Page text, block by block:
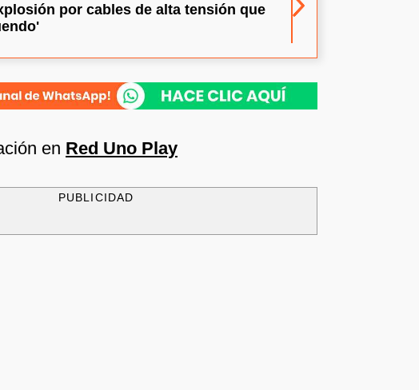
por cables de alta tensión que
en Red Uno Play
PUBLICIDAD